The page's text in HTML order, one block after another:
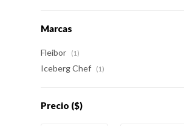
Marcas
Fleibor (1)
Iceberg Chef (1)
Precio ($)